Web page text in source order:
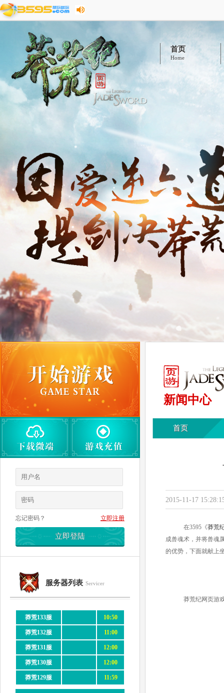
首页
Home
忘记密码？ 立即注册
服务器列表 Servicer
莽荒133服 10:50
莽荒132服 11:00
莽荒131服 12:00
莽荒130服 12:00
莽荒129服 11:59
新闻中心
首页
2015-11-17
在3595《莽荒
成兽魂术，并将兽魂
的优势，下面就献上
莽荒纪网页游戏